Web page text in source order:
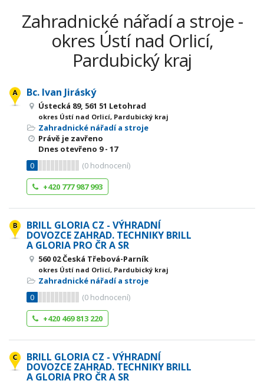
Zahradnické nářadí a stroje -
okres Ústí nad Orlicí,
Pardubický kraj
Bc. Ivan Jiráský
Ústecká 89, 561 51 Letohrad
okres Ústí nad Orlicí, Pardubický kraj
Zahradnické nářadí a stroje
Právě je zavřeno
Dnes otevřeno 9 - 17
0
(0 hodnocení)
+420 777 987 993
BRILL GLORIA CZ - VÝHRADNÍ
DOVOZCE ZAHRAD. TECHNIKY BRILL
A GLORIA PRO ČR A SR
560 02 Česká Třebová-Parník
okres Ústí nad Orlicí, Pardubický kraj
Zahradnické nářadí a stroje
0
(0 hodnocení)
+420 469 813 220
BRILL GLORIA CZ - VÝHRADNÍ
DOVOZCE ZAHRAD. TECHNIKY BRILL
A GLORIA PRO ČR A SR